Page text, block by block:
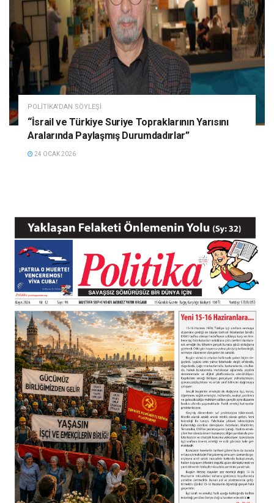
POLITIKA'DAN SÖYLEŞI
“İsrail ve Türkiye Suriye Topraklarının Yarısını
Aralarında Paylaşmış Durumdadırlar”
24 OCAK 2026